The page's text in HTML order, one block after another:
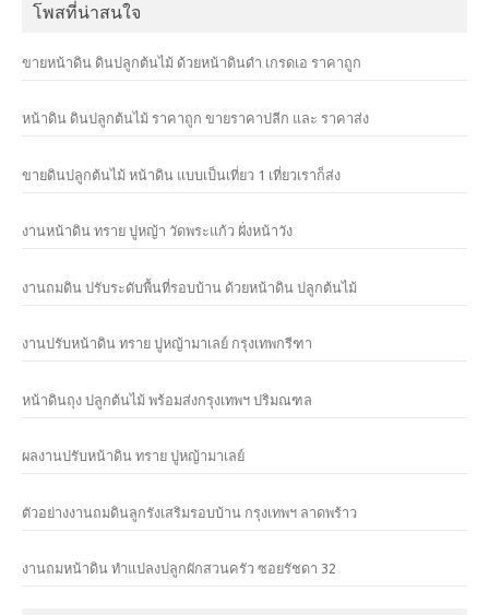
โพสที่น่าสนใจ
ขายหน้าดิน ดินปลูกต้นไม้ ด้วยหน้าดินดำ เกรดเอ ราคาถูก
หน้าดิน ดินปลูกต้นไม้ ราคาถูก ขายราคาปลีก และ ราคาส่ง
ขายดินปลูกต้นไม้ หน้าดิน แบบเป็นเที่ยว 1 เที่ยวเราก็ส่ง
งานหน้าดิน ทราย ปูหญ้า วัดพระแก้ว ฝั่งหน้าวัง
งานถมดิน ปรับระดับพื้นที่รอบบ้าน ด้วยหน้าดิน ปลูกต้นไม้
งานปรับหน้าดิน ทราย ปูหญ้ามาเลย์ กรุงเทพกรีฑา
หน้าดินถุง ปลูกต้นไม้ พร้อมส่งกรุงเทพฯ ปริมณฑล
ผลงานปรับหน้าดิน ทราย ปูหญ้ามาเลย์
ตัวอย่างงานถมดินลูกรังเสริมรอบบ้าน กรุงเทพฯ ลาดพร้าว
งานถมหน้าดิน ทำแปลงปลูกผักสวนครัว ซอยรัชดา 32